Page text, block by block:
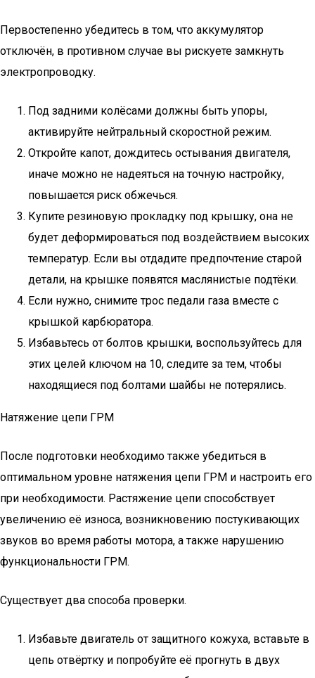
Первостепенно убедитесь в том, что аккумулятор
отключён, в противном случае вы рискуете замкнуть
электропроводку.
Под задними колёсами должны быть упоры,
активируйте нейтральный скоростной режим.
Откройте капот, дождитесь остывания двигателя,
иначе можно не надеяться на точную настройку,
повышается риск обжечься.
Купите резиновую прокладку под крышку, она не
будет деформироваться под воздействием высоких
температур. Если вы отдадите предпочтение старой
детали, на крышке появятся маслянистые подтёки.
Если нужно, снимите трос педали газа вместе с
крышкой карбюратора.
Избавьтесь от болтов крышки, воспользуйтесь для
этих целей ключом на 10, следите за тем, чтобы
находящиеся под болтами шайбы не потерялись.
Натяжение цепи ГРМ
После подготовки необходимо также убедиться в
оптимальном уровне натяжения цепи ГРМ и настроить его
при необходимости. Растяжение цепи способствует
увеличению её износа, возникновению постукивающих
звуков во время работы мотора, а также нарушению
функциональности ГРМ.
Существует два способа проверки.
Избавьте двигатель от защитного кожуха, вставьте в
цепь отвёртку и попробуйте её прогнуть в двух